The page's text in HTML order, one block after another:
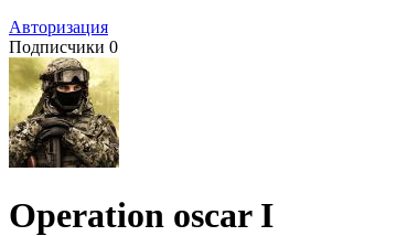
Авторизация
Подписчики 0
Operation oscar I